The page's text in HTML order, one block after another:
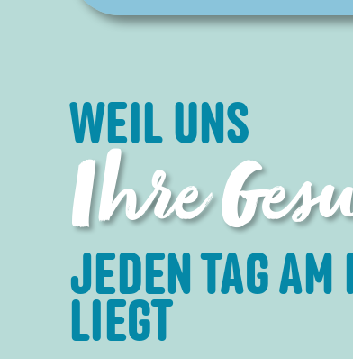
WEIL UNS
Ihre
JEDEN TAG AM
LIEGT